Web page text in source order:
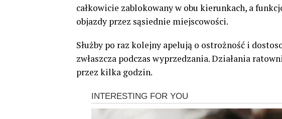
całkowicie zablokowany w obu kierunkach, a
objazdy przez sąsiednie miejscowości.
Służby po raz kolejny apelują o ostrożność i
zwłaszcza podczas wyprzedzania. Działania
przez kilka godzin.